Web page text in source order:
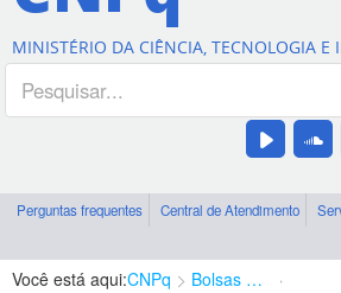
MINISTÉRIO DA CIÊNCIA, TECNOLOGIA E
Perguntas frequentes Central de Atendimento
Você está aqui:CNPq Bolsas e Auxílios Vigentes